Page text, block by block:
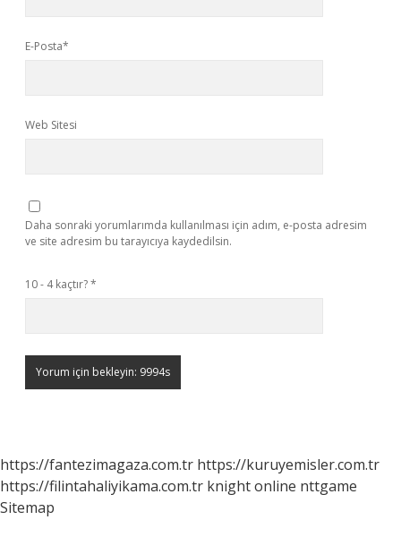
E-Posta*
Web Sitesi
Daha sonraki yorumlarımda kullanılması için adım, e-posta adresim
ve site adresim bu tarayıcıya kaydedilsin.
10 - 4 kaçtır?*
https://fantezimagaza.com.tr https://kuruyemisler.com.tr
https://filintahaliyikama.com.tr knight online nttgame
Sitemap